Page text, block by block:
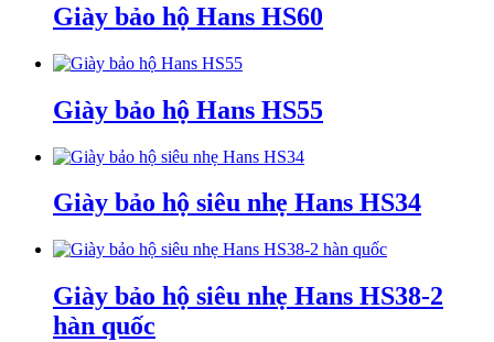
Giày bảo hộ Hans HS60
Giày bảo hộ Hans HS55
Giày bảo hộ siêu nhẹ Hans HS34
Giày bảo hộ siêu nhẹ Hans HS38-2
hàn quốc